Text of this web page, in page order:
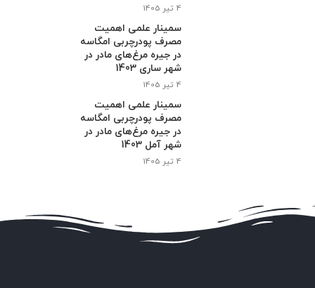
4 تیر 1405
سمینار علمی اهمیت
مصرف پودرچربی امگاسه
در جیره مرغ‌های مادر در
شهر ساری 1403
4 تیر 1405
سمینار علمی اهمیت
مصرف پودرچربی امگاسه
در جیره مرغ‌های مادر در
شهر آمل 1403
4 تیر 1405